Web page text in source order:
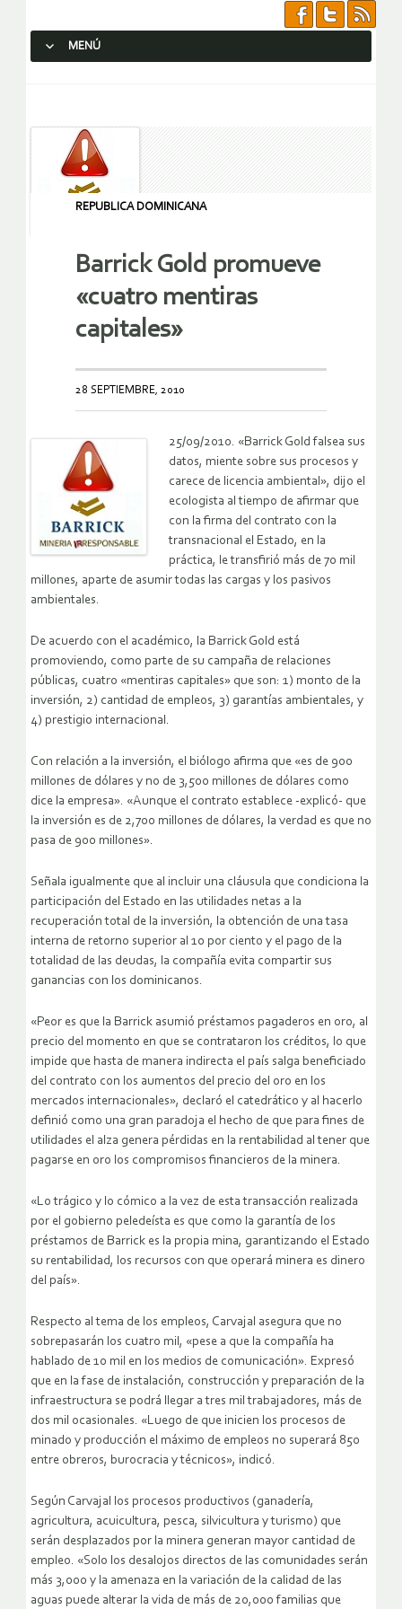
MENÚ
REPUBLICA DOMINICANA
Barrick Gold promueve
«cuatro mentiras
capitales»
28 SEPTIEMBRE, 2010
25/09/2010. «Barrick Gold falsea sus
datos, miente sobre sus procesos y
carece de licencia ambiental», dijo el
ecologista al tiempo de afirmar que
con la firma del contrato con la
transnacional el Estado, en la
práctica, le transfirió más de 70 mil
millones, aparte de asumir todas las cargas y los pasivos
ambientales.
De acuerdo con el académico, la Barrick Gold está
promoviendo, como parte de su campaña de relaciones
públicas, cuatro «mentiras capitales» que son: 1) monto de la
inversión, 2) cantidad de empleos, 3) garantías ambientales, y
4) prestigio internacional.
Con relación a la inversión, el biólogo afirma que «es de 900
millones de dólares y no de 3,500 millones de dólares como
dice la empresa». «Aunque el contrato establece -explicó- que
la inversión es de 2,700 millones de dólares, la verdad es que no
pasa de 900 millones».
Señala igualmente que al incluir una cláusula que condiciona la
participación del Estado en las utilidades netas a la
recuperación total de la inversión, la obtención de una tasa
interna de retorno superior al 10 por ciento y el pago de la
totalidad de las deudas, la compañía evita compartir sus
ganancias con los dominicanos.
«Peor es que la Barrick asumió préstamos pagaderos en oro, al
precio del momento en que se contrataron los créditos, lo que
impide que hasta de manera indirecta el país salga beneficiado
del contrato con los aumentos del precio del oro en los
mercados internacionales», declaró el catedrático y al hacerlo
definió como una gran paradoja el hecho de que para fines de
utilidades el alza genera pérdidas en la rentabilidad al tener que
pagarse en oro los compromisos financieros de la minera.
«Lo trágico y lo cómico a la vez de esta transacción realizada
por el gobierno peledeísta es que como la garantía de los
préstamos de Barrick es la propia mina, garantizando el Estado
su rentabilidad, los recursos con que operará minera es dinero
del país».
Respecto al tema de los empleos, Carvajal asegura que no
sobrepasarán los cuatro mil, «pese a que la compañía ha
hablado de 10 mil en los medios de comunicación». Expresó
que en la fase de instalación, construcción y preparación de la
infraestructura se podrá llegar a tres mil trabajadores, más de
dos mil ocasionales. «Luego de que inicien los procesos de
minado y producción el máximo de empleos no superará 850
entre obreros, burocracia y técnicos», indicó.
Según Carvajal los procesos productivos (ganadería,
agricultura, acuicultura, pesca, silvicultura y turismo) que
serán desplazados por la minera generan mayor cantidad de
empleo. «Solo los desalojos directos de las comunidades serán
más 3,000 y la amenaza en la variación de la calidad de las
aguas puede alterar la vida de más de 20,000 familias que